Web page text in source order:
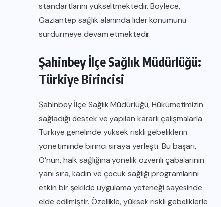
standartlarını yükseltmektedir. Böylece,
Gaziantep sağlık alanında lider konumunu
sürdürmeye devam etmektedir.
Şahinbey İlçe Sağlık Müdürlüğü:
Türkiye Birincisi
Şahinbey İlçe Sağlık Müdürlüğü, Hükümetimizin
sağladığı destek ve yapılan kararlı çalışmalarla
Türkiye genelinde yüksek riskli gebeliklerin
yönetiminde birinci sıraya yerleşti. Bu başarı,
O’nun, halk sağlığına yönelik özverili çabalarının
yanı sıra, kadın ve çocuk sağlığı programlarını
etkin bir şekilde uygulama yeteneği sayesinde
elde edilmiştir. Özellikle, yüksek riskli gebeliklerle